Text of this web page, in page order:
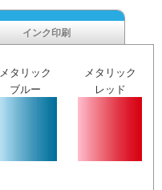
インク印刷
メタリック
ブルー
メタリック
レッド